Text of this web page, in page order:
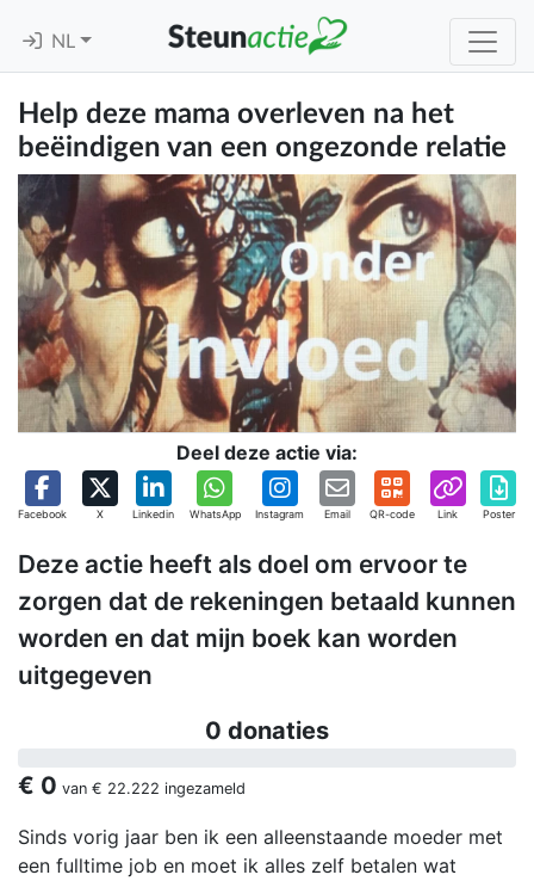
NL
Help deze mama overleven na het
beëindigen van een ongezonde relatie
Deel deze actie via:
Facebook X Linkedin WhatsApp Instagram Email QR-code Link Poster
Deze actie heeft als doel om ervoor te
zorgen dat de rekeningen betaald kunnen
worden en dat mijn boek kan worden
uitgegeven
0 donaties
€ 0 van € 22.222 ingezameld
Sinds vorig jaar ben ik een alleenstaande moeder met
een fulltime job en moet ik alles zelf betalen wat